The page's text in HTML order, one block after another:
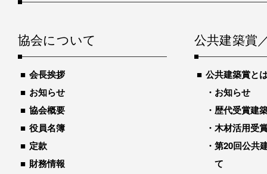
協会について
会長挨拶
お知らせ
協会概要
役員名簿
定款
財務情報
公共建築賞
公共建築賞と
お知らせ
歴代受賞建
木材活用受
第20回公共
て